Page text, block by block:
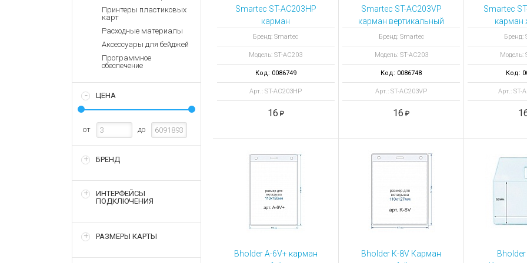
Запасные
Терминалы
оплаты
Зарядные устройства для ноутбуков
Архивные товары
Принтеры пластиковых
карт
Расходные материалы
Аксессуары для бейджей
Программное
обеспечение
ЦЕНА
от до
БРЕНД
ИНТЕРФЕЙСЫ
ПОДКЛЮЧЕНИЯ
РАЗМЕРЫ КАРТЫ
Smartec ST-AC203HP
карман
горизонтальный
гибкий виниловый с
металлическим
зажимом
Бренд: Smartec
Модель: ST-AC203
Код: 0086749
Арт.: ST-AC203HP
16
Smartec ST-AC203VP
карман вертикальный
гибкий виниловый с
металлическим
зажимом
Бренд: Smartec
Модель: ST-AC203
Код: 0086748
Арт.: ST-AC203VP
16
Smartec
карман
Бренд:
Модель:
Код:
Арт.: ST-
Bholder A-6V+ карман
Bholder К-8V Карман